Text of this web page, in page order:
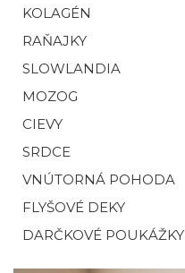
KOLAGÉN
RAŇAJKY
SLOWLANDIA
MOZOG
CIEVY
SRDCE
VNÚTORNÁ POHODA
FLYŠOVÉ DEKY
DARČKOVÉ POUKÁŽKY